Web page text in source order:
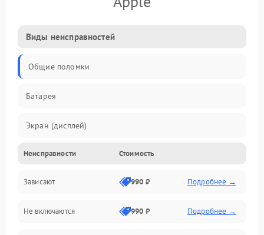
Виды неисправностей
Общие поломки
Батарея
Экран (дисплей)
Электропитание
Датчики
Связь
Неисправности Стоимость
Зависают 990 ₽ Подробнее →
Не включаются 990 ₽ Подробнее →